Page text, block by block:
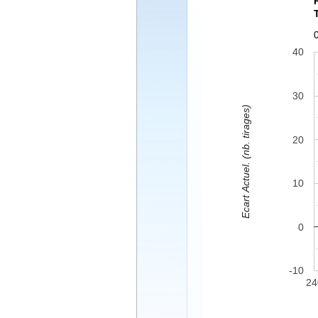
-10
0
10
20
30
40
Ecart Actuel. (nb. tirages)